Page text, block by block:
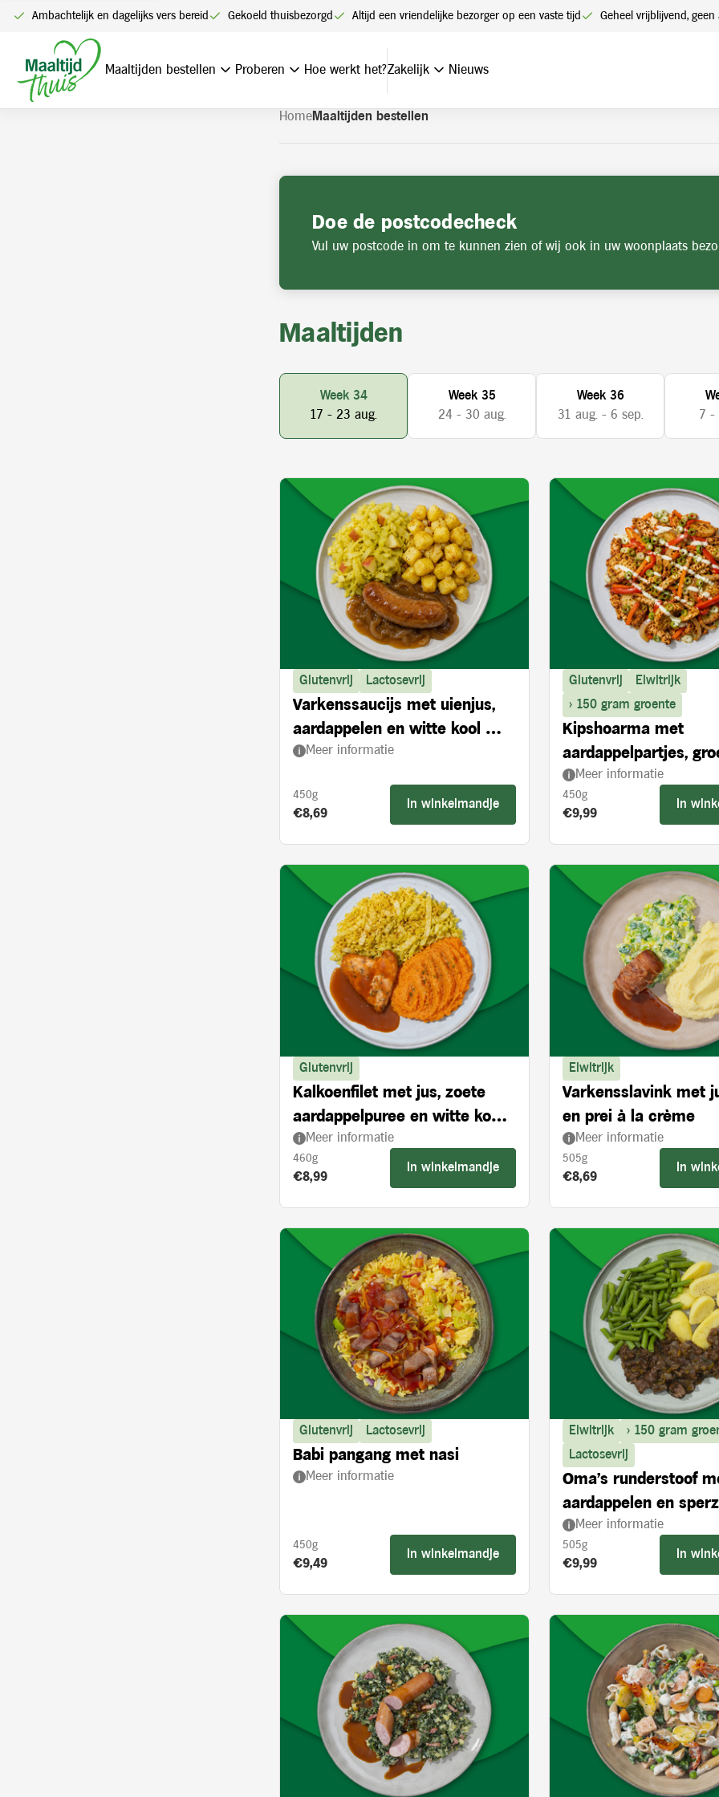
Ambachtelijk en dagelijks vers bereid Gekoeld thuisbezorgd Altijd een vriendelijke bezorger op een vaste tijd Geheel vrijblijvend,
Maaltijden bestellen Proberen Hoe werkt het?Zakelijk Nieuws
U kunt alleen bestellen met een account. Heeft u nog geen account? Vraag hier uw
Navigatie
overslaan
Home Maaltijden bestellen
Doe de postcodecheck
Vul uw postcode in om te kunnen zien of wij ook in uw woonplaats
Maaltijden
Week 34
17 - 23 aug.
Week 35
24 - 30 aug.
Week 36
31 aug. - 6 sep.
7 -
Glutenvrij Lactosevrij
Varkenssaucijs met uienjus,
aardappelen en witte kool met
kerrie en appelstukjes
Meer informatie
450g
Product prijs:
€8,69
In winkelmandje
Glutenvrij
Eiwitrijk
> 150 gram groente
Kipshoarma met
aardappelpartjes,
en knoflooksaus
Meer informatie
450g
Product prijs:
€9,99
In
Glutenvrij
Kalkoenfilet met jus, zoete
aardappelpuree en witte kool
met kerrie en appelstukjes
Meer informatie
460g
Product prijs:
€8,99
In winkelmandje
Eiwitrijk
Varkensslavink met
en prei à la crème
Meer informatie
505g
Product prijs:
€8,69
In
Glutenvrij Lactosevrij
Babi pangang met nasi
Meer informatie
450g
Product prijs:
€9,49
In winkelmandje
Eiwitrijk
> 150 gram
Lactosevrij
Oma's runderstoof
aardappelen en
Meer informatie
505g
Product prijs:
€9,99
In